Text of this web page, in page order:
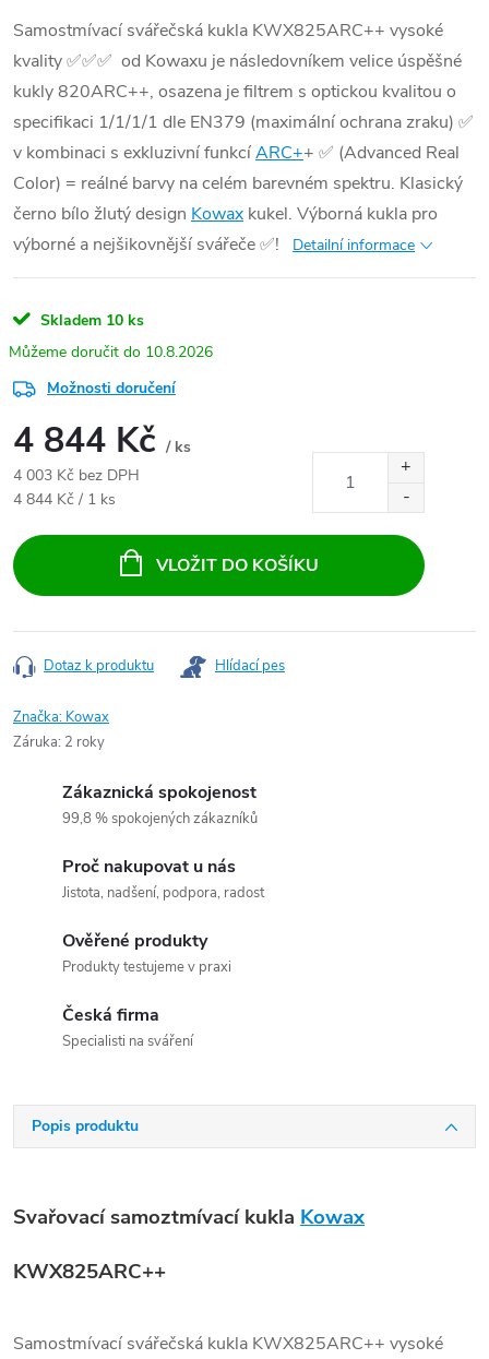
Samostmívací svářečská kukla KWX825ARC++ vysoké
kvality ✅✅✅ od Kowaxu je následovníkem velice úspěšné
kukly 820ARC++, osazena je filtrem s optickou kvalitou o
specifikaci 1/1/1/1 dle EN379 (maximální ochrana zraku) ✅
v kombinaci s exkluzivní funkcíARC++ ✅ (Advanced Real
Color) = reálné barvy na celém barevném spektru. Klasický
černo bílo žlutý design Kowax kukel. Výborná kukla pro
výborné a nejšikovnější svářeče ✅!
Detailní informace
Skladem 10 ks
10.8.2026
Možnosti doručení
4 844 Kč / ks
4 003 Kč bez DPH
Měrná cena:
4 844 Kč / 1 ks
VLOŽIT DO KOŠÍKU
Dotaz k produktu Hlídací pes
Značka: Kowax
Záruka: 2 roky
Zákaznická spokojenost
99,8 % spokojených zákazníků
Proč nakupovat u nás
Jistota, nadšení, podpora, radost
Ověřené produkty
Produkty testujeme v praxi
Česká firma
Specialisti na sváření
Popis produktu
Svařovací samoztmívací kukla Kowax
KWX825ARC++
Samostmívací svářečská kukla KWX825ARC++ vysoké